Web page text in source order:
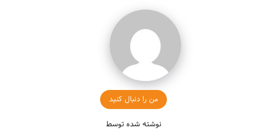
من را دنبال کنید
نوشته شده توسط